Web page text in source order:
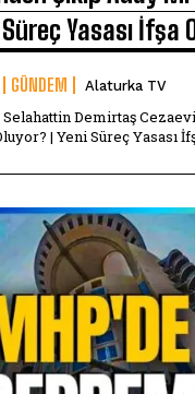
Yasası İfşa
GÜNDEM Alaturka TV
Demirtaş
| Yeni Süreç Yasası